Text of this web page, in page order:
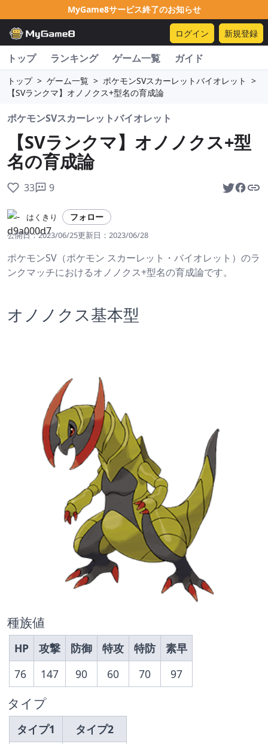
MyGame8サービス終了のお知らせ
ログイン 新規登録
トップ ランキング ゲーム一覧 ガイド
トップ > ゲーム一覧 > ポケモンSVスカーレットバイオレット >
【SVランクマ】オノノクス+型名の育成論
ポケモンSVスカーレットバイオレット
【SVランクマ】オノノクス+型
名の育成論
33 9
はくきり フォロー
公開日：2023/06/25更新日： 2023/06/28
ポケモンSV（ポケモン スカーレット・バイオレット）のラ
ンクマッチにおけるオノノクス+型名の育成論です。
オノノクス基本型
種族値
HP 攻撃 防御 特攻 特防
素早
76
147 90 60 70 97
タイプ
タイプ1
タイプ2